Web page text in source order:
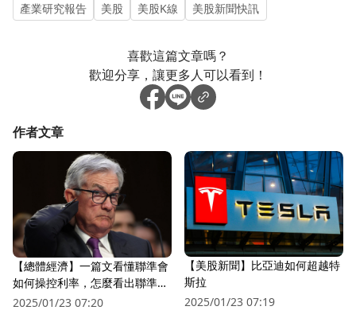
產業研究報告 美股 美股K線 美股新聞快訊
喜歡這篇文章嗎？
歡迎分享，讓更多人可以看到！
作者文章
【總體經濟】一篇文看懂聯準會
如何操控利率，怎麼看出聯準會
不得不降息?
2025/01/23 07:20
【美股新聞】比亞迪如何超越特
斯拉
2025/01/23 07:19